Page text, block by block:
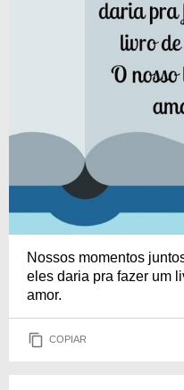
Nossos momentos
eles daria pra fazer um
amor.
COPIAR